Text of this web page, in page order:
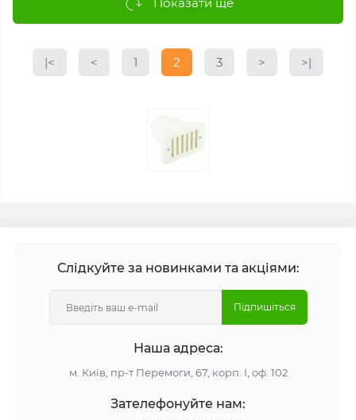
|< < 1 2 3 > >|
Слідкуйте за новинками та акціями:
Підпишіться
Наша адреса:
м. Київ, пр-т Перемоги, 67, корп. І, оф. 102
Зателефонуйте нам: